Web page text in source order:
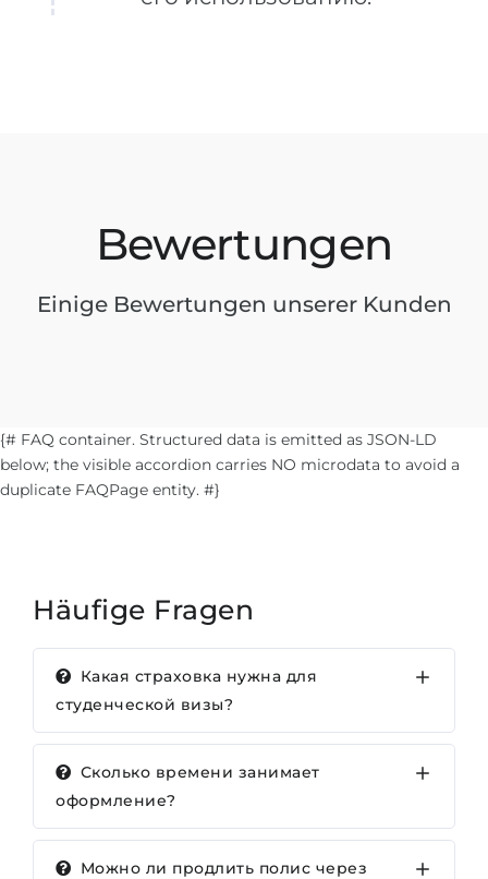
Bewertungen
Einige Bewertungen unserer Kunden
{# FAQ container. Structured data is emitted as JSON-LD
below; the visible accordion carries NO microdata to avoid a
duplicate FAQPage entity. #}
Häufige Fragen
Какая страховка нужна для
студенческой визы?
Сколько времени занимает
оформление?
Можно ли продлить полис через